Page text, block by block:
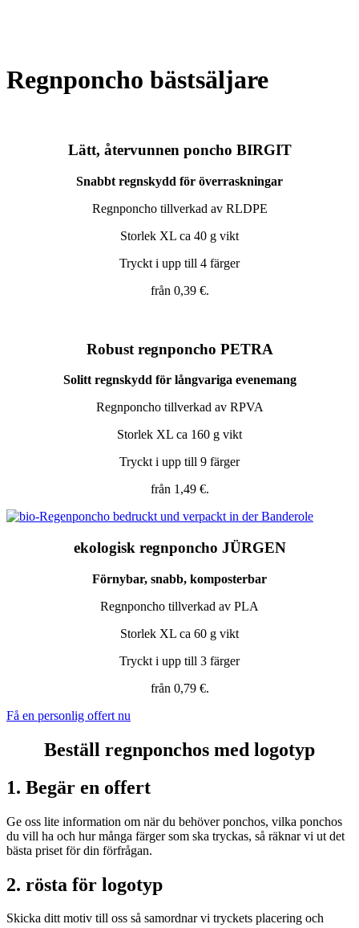
Regnponcho bästsäljare
Lätt, återvunnen poncho BIRGIT
Snabbt regnskydd för överraskningar
Regnponcho tillverkad av RLDPE
Storlek XL ca 40 g vikt
Tryckt i upp till 4 färger
från 0,39 €.
Robust regnponcho PETRA
Solitt regnskydd för långvariga evenemang
Regnponcho tillverkad av RPVA
Storlek XL ca 160 g vikt
Tryckt i upp till 9 färger
från 1,49 €.
ekologisk regnponcho JÜRGEN
Förnybar, snabb, komposterbar
Regnponcho tillverkad av PLA
Storlek XL ca 60 g vikt
Tryckt i upp till 3 färger
från 0,79 €.
Få en personlig offert nu
Beställ regnponchos med logotyp
1. Begär en offert
Ge oss lite information om när du behöver ponchos, vilka ponchos
du vill ha och hur många färger som ska tryckas, så räknar vi ut det
bästa priset för din förfrågan.
2. rösta för logotyp
Skicka ditt motiv till oss så samordnar vi tryckets placering och